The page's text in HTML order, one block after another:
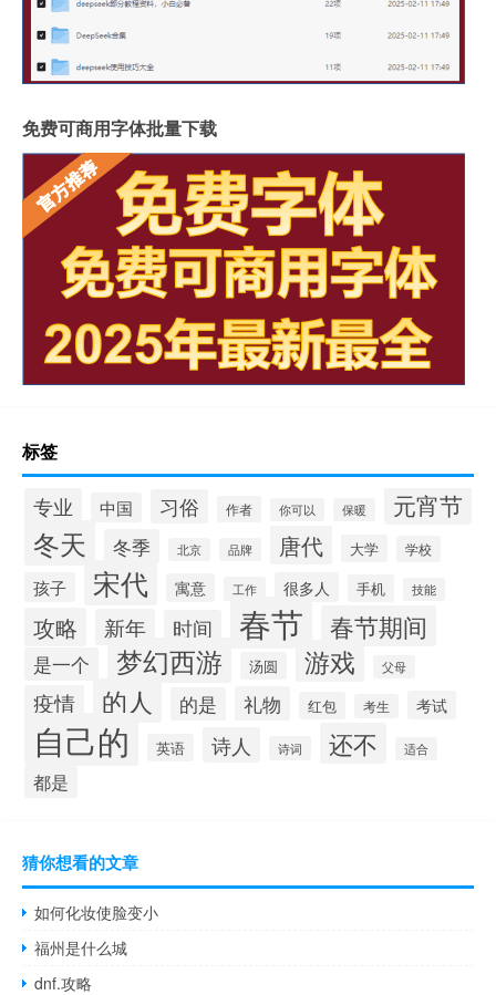
免费可商用字体批量下载
标签
专业 中国 习俗 作者 你可以 保暖 元宵节
冬天 冬季 北京 品牌 唐代 大学 学校
孩子 宋代 寓意 工作 很多人 手机 技能
攻略 新年 时间 春节 春节期间
是一个 梦幻西游 汤圆 游戏 父母
疫情 的人 的是 礼物 红包 考生 考试
自己的 英语 诗人 诗词 还不 适合
都是
猜你想看的文章
如何化妆使脸变小
福州是什么城
dnf.攻略